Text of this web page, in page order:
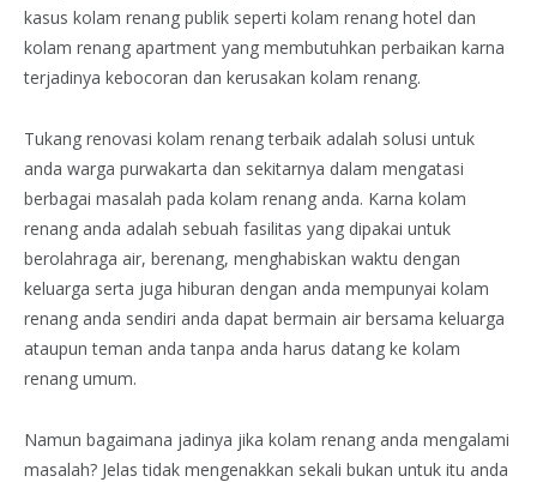
kasus kolam renang publik seperti kolam renang hotel dan
kolam renang apartment yang membutuhkan perbaikan karna
terjadinya kebocoran dan kerusakan kolam renang.
Tukang renovasi kolam renang terbaik adalah solusi untuk
anda warga purwakarta dan sekitarnya dalam mengatasi
berbagai masalah pada kolam renang anda. Karna kolam
renang anda adalah sebuah fasilitas yang dipakai untuk
berolahraga air, berenang, menghabiskan waktu dengan
keluarga serta juga hiburan dengan anda mempunyai kolam
renang anda sendiri anda dapat bermain air bersama keluarga
ataupun teman anda tanpa anda harus datang ke kolam
renang umum.
Namun bagaimana jadinya jika kolam renang anda mengalami
masalah? Jelas tidak mengenakkan sekali bukan untuk itu anda